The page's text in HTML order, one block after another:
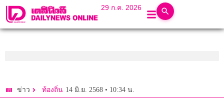
29 ก.ค. 2026
ข่าว ท้องถิ่น 14 มิ.ย. 2568 • 10:34 น.